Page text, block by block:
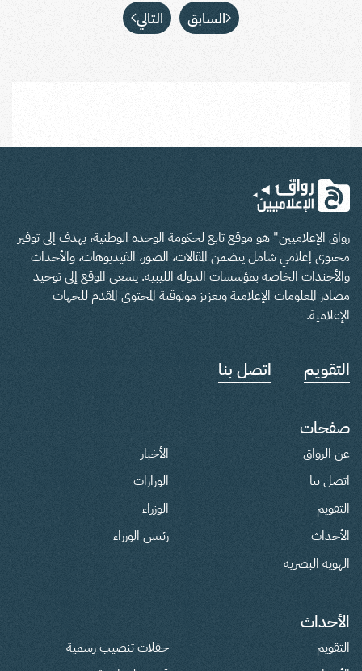
السابق التالي
رواق الإعلاميين" هو موقع تابع لحكومة الوحدة الوطنية، يهدف إلى توفير
محتوى إعلامي شامل يتضمن المقالات، الصور، الفيديوهات، والأحداث
والأجندات الخاصة بمؤسسات الدولة الليبية. يسعى الموقع إلى توحيد
مصادر المعلومات الإعلامية وتعزيز موثوقية المحتوى المقدم للجهات
الإعلامية.
التقويم اتصل بنا
صفحات
عن الرواق
اتصل بنا
التقويم
الأحداث
الهوية البصرية
الأخبار
الوزارات
الوزراء
رئيس الوزراء
الأحداث
التقويم
حفلات تنصيب رسمية